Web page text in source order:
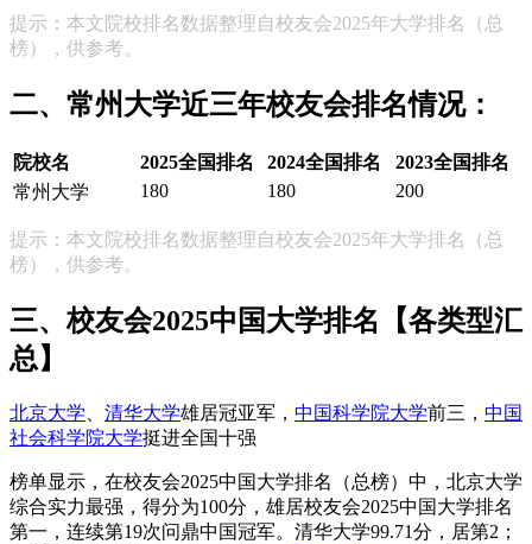
提示：本文院校排名数据整理自校友会2025年大学排名（总
榜），供参考。
二、常州大学近三年校友会排名情况：
院校名 2025全国排名 2024全国排名
2023全国排名
常州大学
180 180 200
提示：本文院校排名数据整理自校友会2025年大学排名（总
榜），供参考。
三、校友会2025中国大学排名【各类型汇
总】
北京大学 清华大学雄居冠亚军， 中国科学院大学前三， 中国
社会科学院大学挺进全国十强
榜单显示，在校友会2025中国大学排名（总榜）中，北京大学
综合实力最强，得分为100分，雄居校友会2025中国大学排名
第一，连续第19次问鼎中国冠军。清华大学99.71分，居第2；